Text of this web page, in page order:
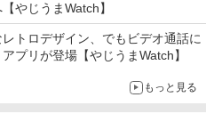
やじうまWatch】
トロデザイン、でもビデオ通話に
プリが登場【やじうまWatch】
もっと見る